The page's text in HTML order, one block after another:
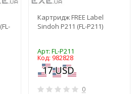
Картридж FREE Label
Sindoh P211 (FL-P211)
Арт: FL-P211
Код: 982828
0